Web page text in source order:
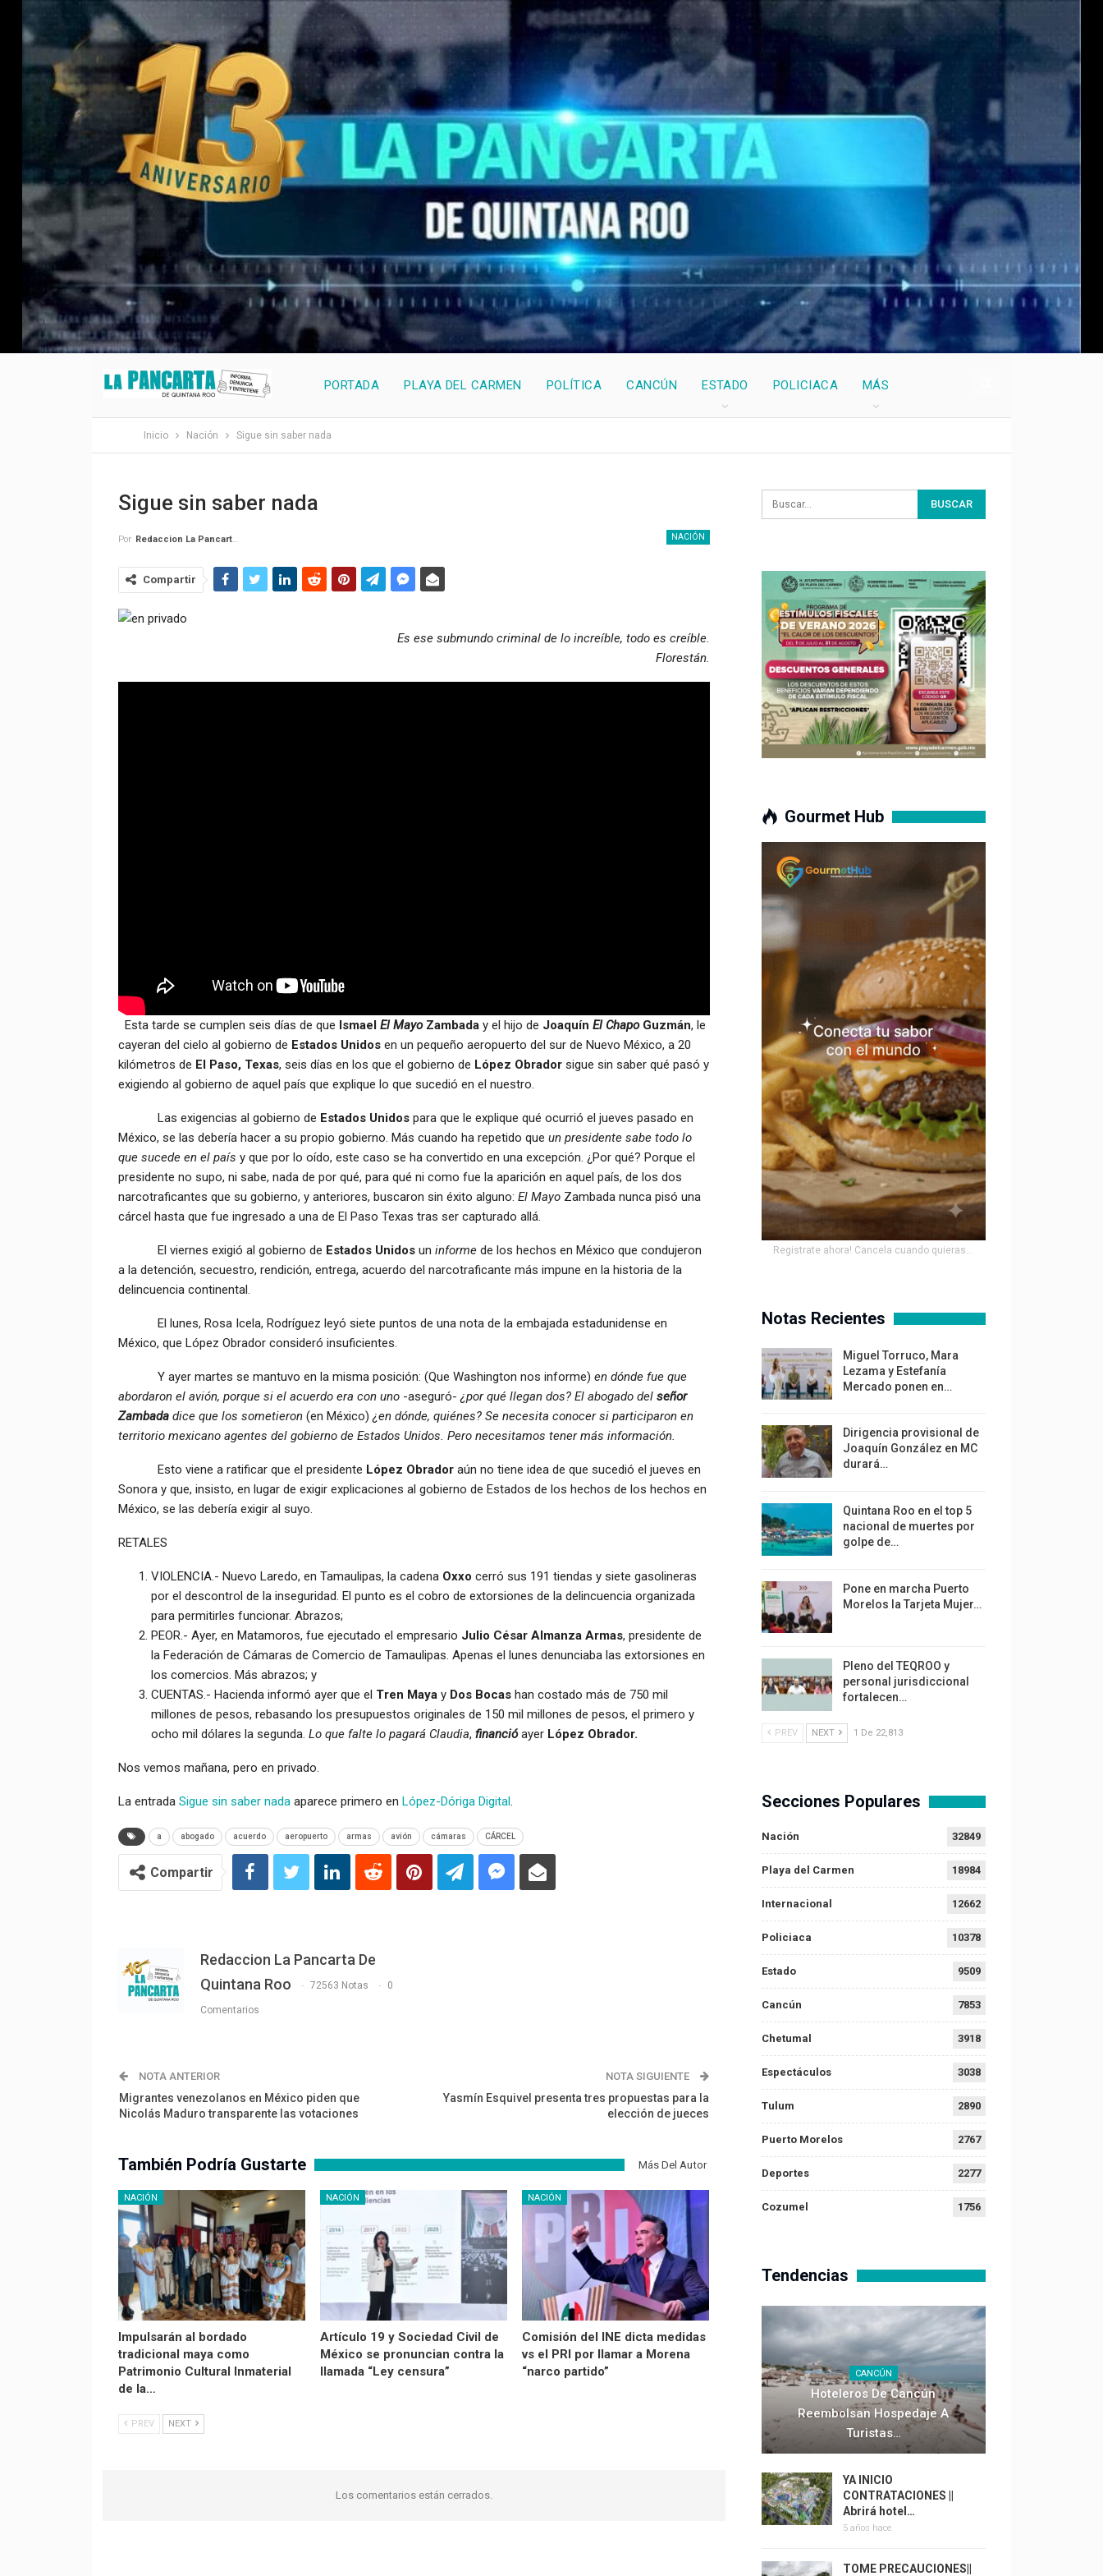
PORTADA PLAYA DEL CARMEN POLÍTICA CANCÚN ESTADO POLICIACA MÁS
Inicio Nación Sigue sin saber nada
Sigue sin saber nada
NACIÓN
Por Redaccion La Pancarta De Quintana Roo
Compartir
Es ese submundo criminal de lo increíble, todo es creíble.
Florestán.
Esta tarde se cumplen seis días de que Ismael El Mayo Zambaday el hijo de Joaquín El Chapo Guzmán, le
cayeran del cielo al gobierno de Estados Unidosen un pequeño aeropuerto del sur de Nuevo México, a 20
kilómetros de El Paso, Texas, seis días en los que el gobierno de López Obradorsigue sin saber qué pasó y
exigiendo al gobierno de aquel país que explique lo que sucedió en el nuestro.
Las exigencias al gobierno de Estados Unidospara que le explique qué ocurrió el jueves pasado en
México, se las debería hacer a su propio gobierno. Más cuando ha repetido que un presidente sabe todo lo
que sucede en el país y que por lo oído, este caso se ha convertido en una excepción. ¿Por qué? Porque el
presidente no supo, ni sabe, nada de por qué, para qué ni como fue la aparición en aquel país, de los dos
narcotraficantes que su gobierno, y anteriores, buscaron sin éxito alguno: El Mayo Zambada nunca pisó una
cárcel hasta que fue ingresado a una de El Paso Texas tras ser capturado allá.
El viernes exigió al gobierno de Estados Unidosun informede los hechos en México que condujeron
a la detención, secuestro, rendición, entrega, acuerdo del narcotraficante más impune en la historia de la
delincuencia continental.
El lunes, Rosa Icela, Rodríguez leyó siete puntos de una nota de la embajada estadunidense en
México, que López Obrador consideró insuficientes.
Y ayer martes se mantuvo en la misma posición: (Que Washington nos informe) en dónde fue que
abordaron el avión, porque si el acuerdo era con uno -aseguró-¿por qué llegan dos? El abogado del señor
Zambadadice que los sometieron (en México)¿en dónde, quiénes? Se necesita conocer si participaron en
territorio mexicano agentes del gobierno de Estados Unidos. Pero necesitamos tener más información.
Esto viene a ratificar que el presidente López Obradoraún no tiene idea de que sucedió el jueves en
Sonora y que, insisto, en lugar de exigir explicaciones al gobierno de Estados de los hechos de los hechos en
México, se las debería exigir al suyo.
RETALES
VIOLENCIA.- Nuevo Laredo, en Tamaulipas, la cadena Oxxo cerró sus 191 tiendas y siete gasolineras
por el descontrol de la inseguridad. El punto es el cobro de extorsiones de la delincuencia organizada
para permitirles funcionar. Abrazos;
PEOR.- Ayer, en Matamoros, fue ejecutado el empresario Julio César Almanza Armas, presidente de
la Federación de Cámaras de Comercio de Tamaulipas. Apenas el lunes denunciaba las extorsiones en
los comercios. Más abrazos; y
CUENTAS.- Hacienda informó ayer que el Tren MayayDos Bocashan costado más de 750 mil
millones de pesos, rebasando los presupuestos originales de 150 mil millones de pesos, el primero y
ocho mil dólares la segunda. Lo que falte lo pagará Claudia, financióayer López Obrador.
Nos vemos mañana, pero en privado.
La entrada Sigue sin saber nadaaparece primero en López-Dóriga Digital.
a abogado acuerdo aeropuerto armas avión cámaras CÁRCEL
Compartir
Redaccion La Pancarta De
Quintana Roo
72563 Notas 0
Comentarios
NOTA ANTERIOR
Migrantes venezolanos en México piden que
Nicolás Maduro transparente las votaciones
NOTA SIGUIENTE
Yasmín Esquivel presenta tres propuestas para la
elección de jueces
También Podría Gustarte Más Del Autor
NACIÓN
Impulsarán al bordado
tradicional maya como
Patrimonio Cultural Inmaterial
de la…
NACIÓN
Artículo 19 y Sociedad Civil de
México se pronuncian contra la
llamada “Ley censura”
NACIÓN
Comisión del INE dicta medidas
vs el PRI por llamar a Morena
“narco partido”
PREV NEXT
Los comentarios están cerrados.
Gourmet Hub
Registrate ahora! Cancela cuando quieras...
Notas Recientes
Miguel Torruco, Mara
Lezama y Estefanía
Mercado ponen en…
Dirigencia provisional de
Joaquín González en MC
durará…
Quintana Roo en el top 5
nacional de muertes por
golpe de…
Pone en marcha Puerto
Morelos la Tarjeta Mujer…
Pleno del TEQROO y
personal jurisdiccional
fortalecen…
PREV NEXT 1 De 22,813
Secciones Populares
Nación 32849
Playa del Carmen 18984
Internacional 12662
Policiaca 10378
Estado 9509
Cancún 7853
Chetumal 3918
Espectáculos 3038
Tulum 2890
Puerto Morelos 2767
Deportes 2277
Cozumel 1756
Tendencias
CANCÚN
Hoteleros De Cancún
Reembolsan Hospedaje A
Turistas…
YA INICIO
CONTRATACIONES ||
Abrirá hotel…
5 años hace
TOME PRECAUCIONES||